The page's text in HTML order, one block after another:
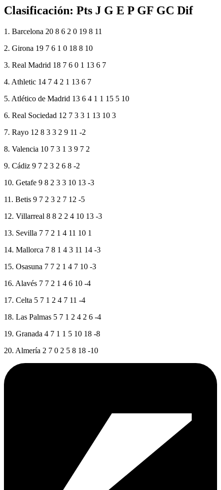
Clasificación: Pts J G E P GF GC Dif
1. Barcelona 20 8 6 2 0 19 8 11
2. Girona 19 7 6 1 0 18 8 10
3. Real Madrid 18 7 6 0 1 13 6 7
4. Athletic 14 7 4 2 1 13 6 7
5. Atlético de Madrid 13 6 4 1 1 15 5 10
6. Real Sociedad 12 7 3 3 1 13 10 3
7. Rayo 12 8 3 3 2 9 11 -2
8. Valencia 10 7 3 1 3 9 7 2
9. Cádiz 9 7 2 3 2 6 8 -2
10. Getafe 9 8 2 3 3 10 13 -3
11. Betis 9 7 2 3 2 7 12 -5
12. Villarreal 8 8 2 2 4 10 13 -3
13. Sevilla 7 7 2 1 4 11 10 1
14. Mallorca 7 8 1 4 3 11 14 -3
15. Osasuna 7 7 2 1 4 7 10 -3
16. Alavés 7 7 2 1 4 6 10 -4
17. Celta 5 7 1 2 4 7 11 -4
18. Las Palmas 5 7 1 2 4 2 6 -4
19. Granada 4 7 1 1 5 10 18 -8
20. Almería 2 7 0 2 5 8 18 -10